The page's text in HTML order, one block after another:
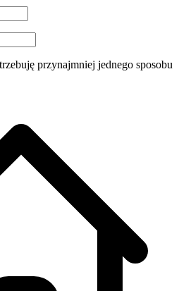
przynajmniej jednego sposobu